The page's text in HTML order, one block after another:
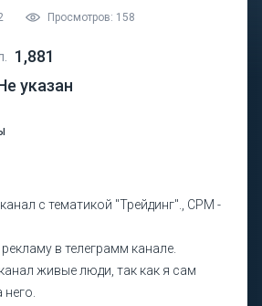
Просмотров: 158
1,881
указан
с тематикой "Трейдинг"., СРМ -
в телеграмм канале.
живые люди, так как я сам